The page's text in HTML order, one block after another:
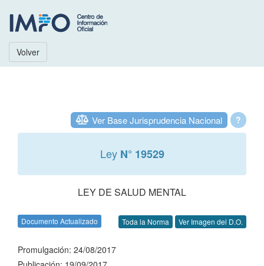
Volver
?
Ver Base Jurisprudencia Nacional
Ley N° 19529
LEY DE SALUD MENTAL
Documento Actualizado Toda la Norma Ver Imagen del D.O.
Promulgación: 24/08/2017